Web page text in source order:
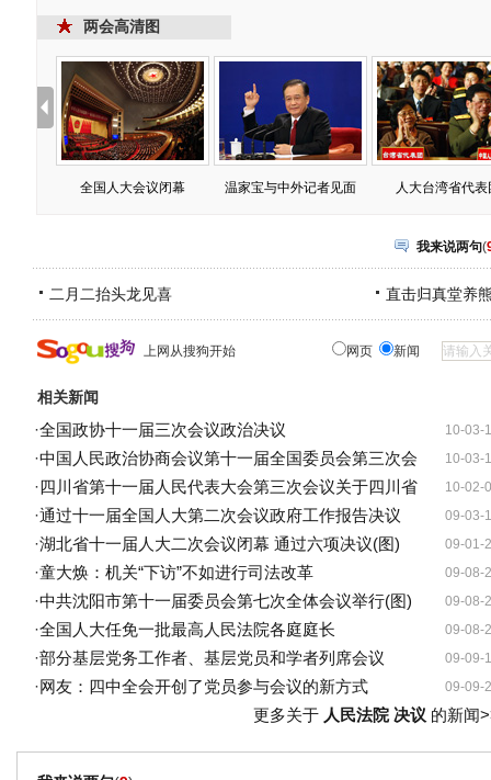
两会高清图
全国人大会议闭幕 温家宝与中外记者见面 人大台湾省代表
我来说两句(
二月二抬头龙见喜 直击归真堂养
上网从搜狗开始 网页 新闻
相关新闻
10-03-
·全国政协十一届三次会议政治决议
10-03-
·中国人民政治协商会议第十一届全国委员会第三次会
10-02-
· 四川省第十一届人民代表大会第三次会议关于四川省
09-03-
·通过十一届全国人大第二次会议政府工作报告决议
09-01-
·湖北省十一届人大二次会议闭幕 通过六项决议(图)
09-08-
·童大焕：机关“下访”不如进行司法改革
09-08-
·中共沈阳市第十一届委员会第七次全体会议举行(图)
09-08-
·全国人大任免一批最高人民法院各庭庭长
09-09-
·部分基层党务工作者、基层党员和学者列席会议
09-09-
·网友：四中全会开创了党员参与会议的新方式
更多关于 人民法院 决议 的新闻